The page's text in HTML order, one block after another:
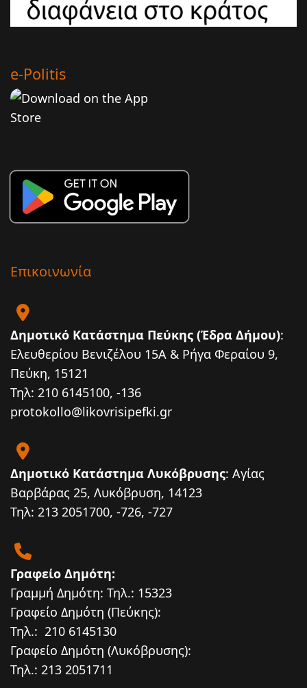
e-Politis
Επικοινωνία
Δημοτικό Κατάστημα Πεύκης (Έδρα Δήμου):
Ελευθερίου Βενιζέλου 15Α & Ρήγα Φεραίου 9,
Πεύκη, 15121
Τηλ: 210 6145100, -136
protokollo@likovrisipefki.gr
Δημοτικό Κατάστημα Λυκόβρυσης: Αγίας
Βαρβάρας 25, Λυκόβρυση, 14123
Τηλ: 213 2051700, -726, -727
Γραφείο Δημότη:
Γραμμή Δημότη: Τηλ.: 15323
Γραφείο Δημότη (Πεύκης):
Τηλ.: 210 6145130
Γραφείο Δημότη (Λυκόβρυσης):
Τηλ.: 213 2051711